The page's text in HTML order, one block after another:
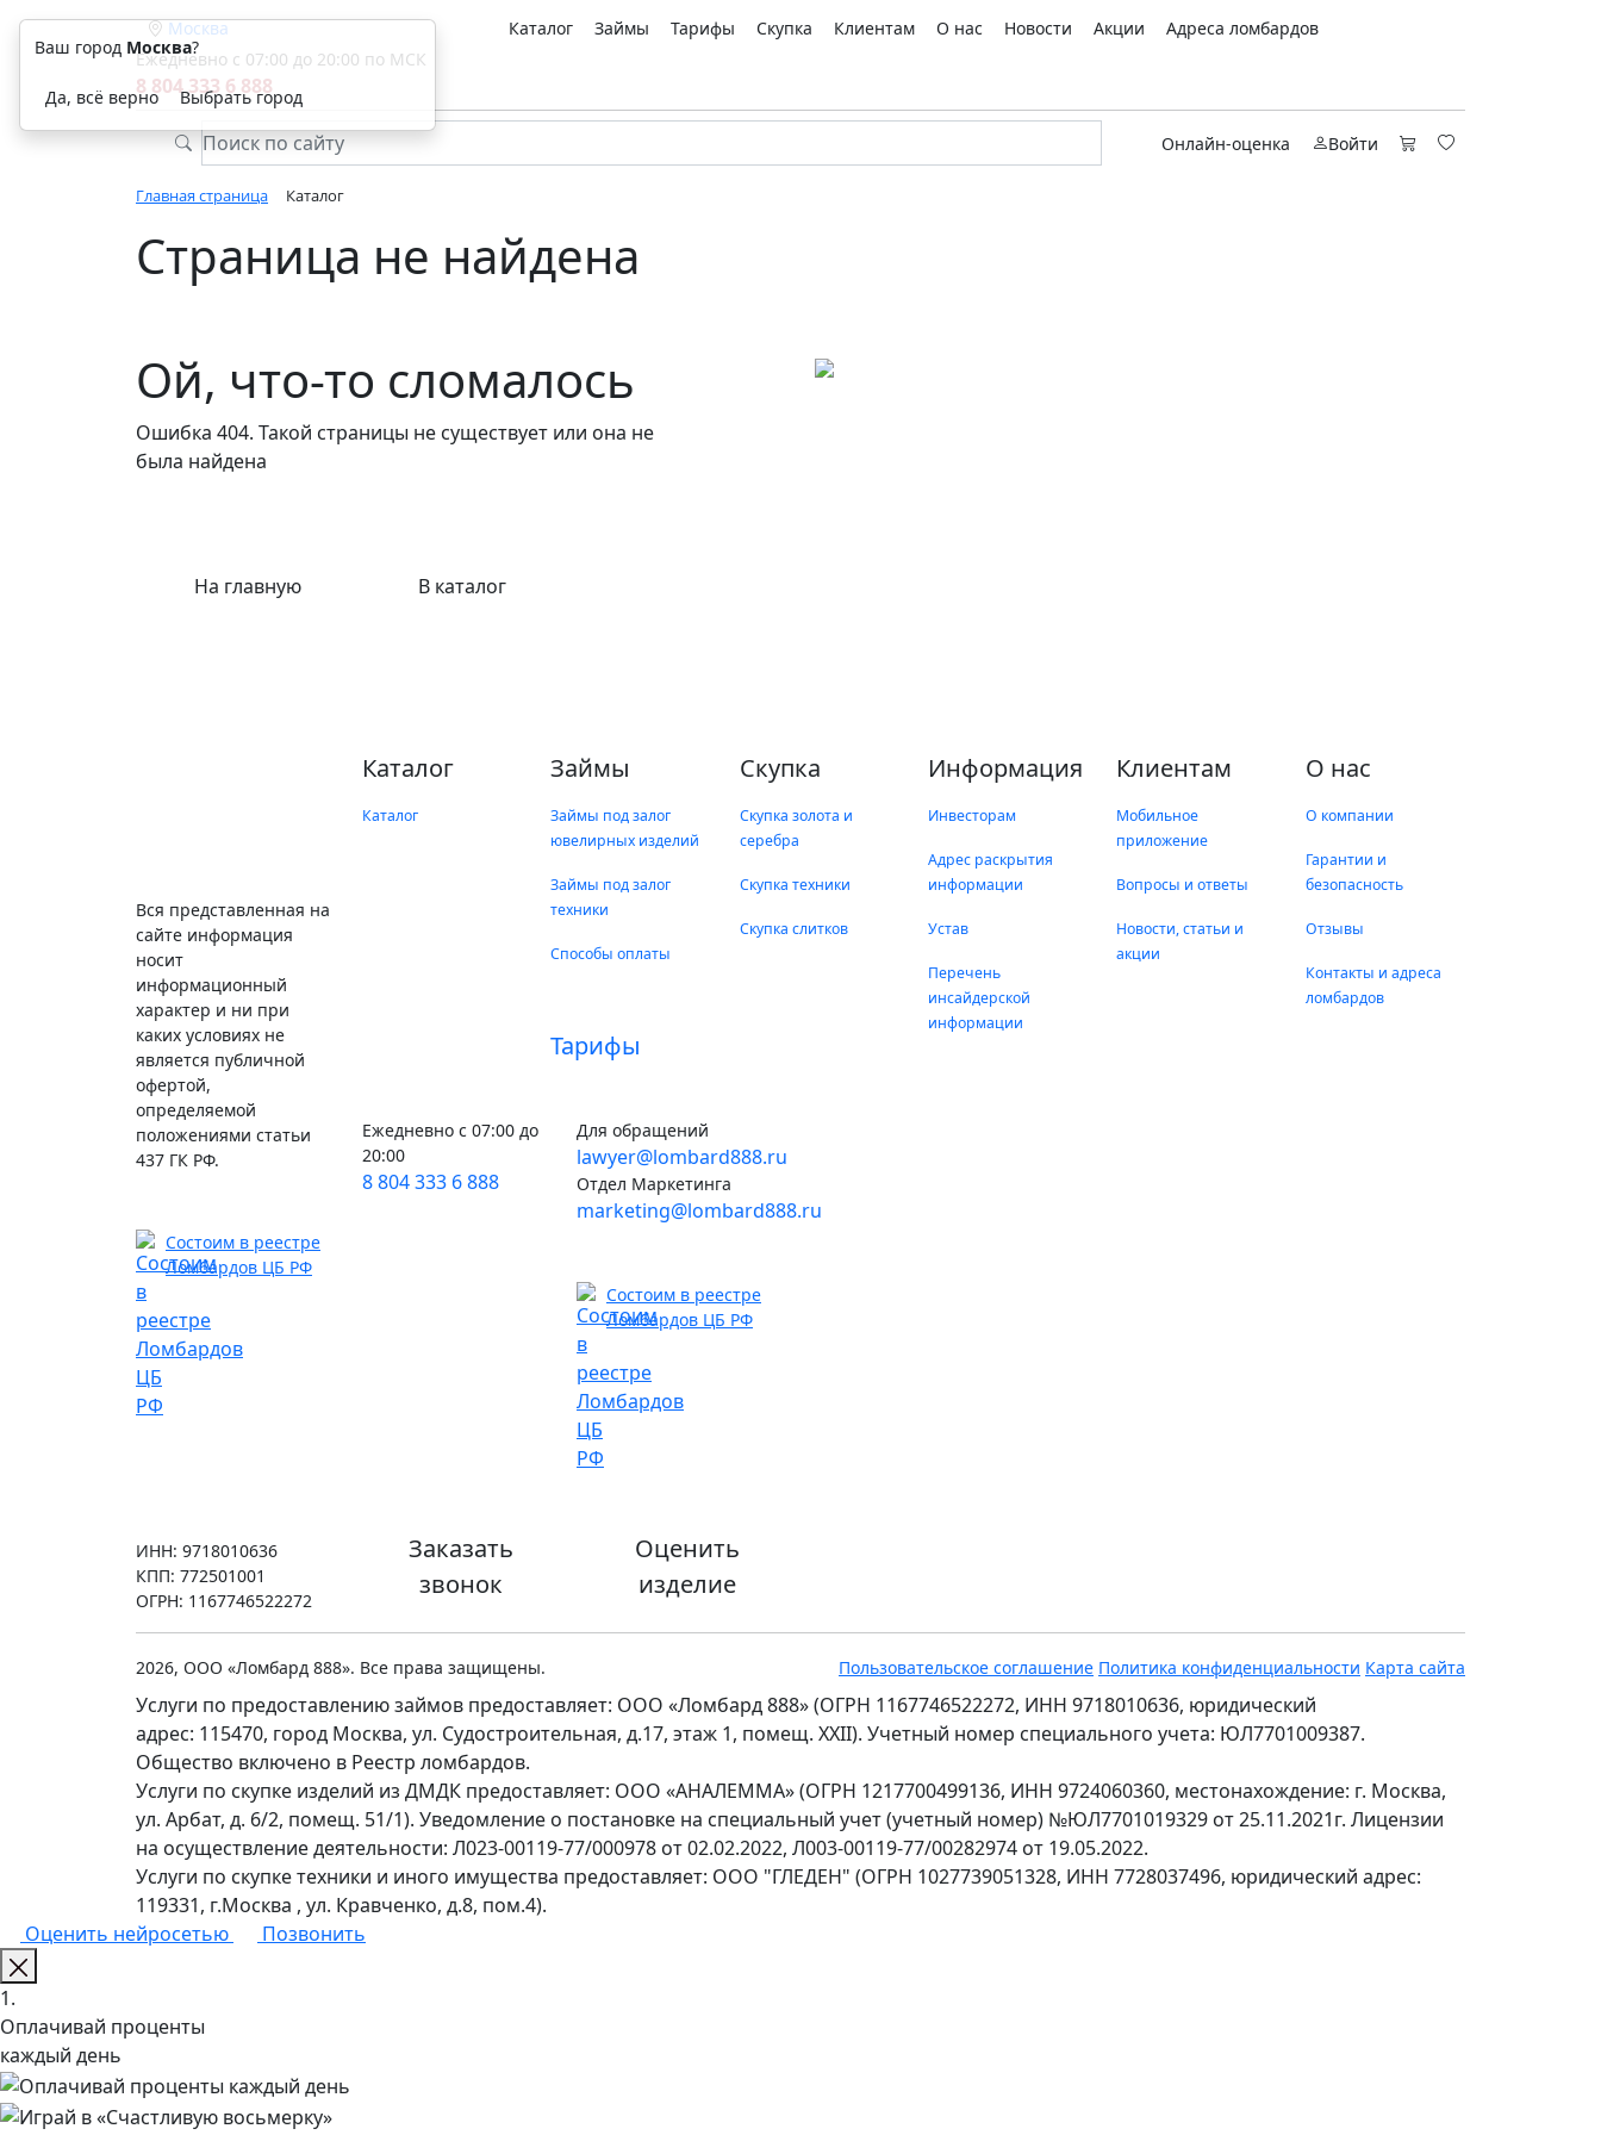
Москва Каталог Займы Тарифы Скупка Клиентам О нас Новости Акции
Адреса ломбардов
Ежедневно с 07:00 до 20:00 по МСК
8 804 333 6 888
Онлайн-оценка Войти
Главная страница Каталог
Страница не найдена
Ой, что-то сломалось
Ошибка 404. Такой страницы не существует или она не
была найдена
На главную В каталог
Вся представленная на
сайте информация
носит
информационный
характер и ни при
каких условиях не
является публичной
офертой,
определяемой
положениями статьи
437 ГК РФ.
Состоим в реестре
Ломбардов ЦБ РФ
ИНН: 9718010636
КПП: 772501001
ОГРН: 1167746522272
Каталог
Каталог
Займы
Займы под залог
ювелирных изделий
Займы под залог
техники
Способы оплаты
Тарифы
Скупка
Скупка золота и
серебра
Скупка техники
Скупка слитков
Информация
Инвесторам
Адрес раскрытия
информации
Устав
Перечень
инсайдерской
информации
Клиентам
Мобильное
приложение
Вопросы и ответы
Новости, статьи и
акции
О нас
О компании
Гарантии и
безопасность
Отзывы
Контакты и адреса
ломбардов
Ежедневно с 07:00 до
20:00
8 804 333 6 888
Для обращений
lawyer@lombard888.ru
Отдел Маркетинга
marketing@lombard888.ru
Состоим в реестре
Ломбардов ЦБ РФ
Заказать
звонок
Оценить
изделие
2026, ООО «Ломбард 888». Все права защищены. Пользовательское соглашение Политика конфиденциальности Карта сайта
Услуги по предоставлению займов предоставляет: ООО «Ломбард 888» (ОГРН 1167746522272, ИНН 9718010636, юридический
адрес: 115470, город Москва, ул. Судостроительная, д.17, этаж 1, помещ. XXII). Учетный номер специального учета: ЮЛ7701009387.
Общество включено в Реестр ломбардов.
Услуги по скупке изделий из ДМДК предоставляет: ООО «АНАЛЕММА» (ОГРН 1217700499136, ИНН 9724060360, местонахождение: г. Москва,
ул. Арбат, д. 6/2, помещ. 51/1). Уведомление о постановке на специальный учет (учетный номер) №ЮЛ7701019329 от 25.11.2021г. Лицензии
на осуществление деятельности: Л023-00119-77/000978 от 02.02.2022, Л003-00119-77/00282974 от 19.05.2022.
Услуги по скупке техники и иного имущества предоставляет: ООО "ГЛЕДЕН" (ОГРН 1027739051328, ИНН 7728037496, юридический адрес:
119331, г.Москва , ул. Кравченко, д.8, пом.4).
Оценить нейросетью
Позвонить
Ваш город Москва?
Да, всё верно Выбрать город
1.
Оплачивай проценты
каждый день